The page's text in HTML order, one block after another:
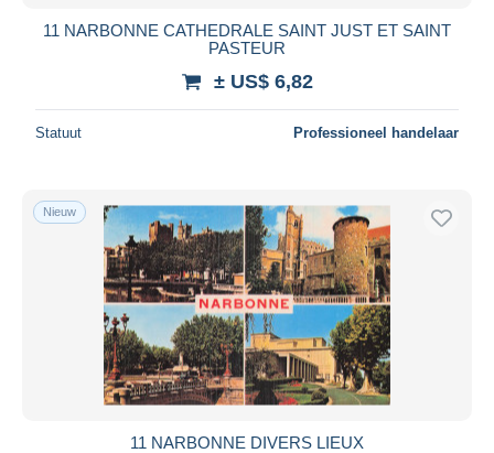
11 NARBONNE CATHEDRALE SAINT JUST ET SAINT
PASTEUR
± US$ 6,82
Statuut Professioneel handelaar
Nieuw
11 NARBONNE DIVERS LIEUX